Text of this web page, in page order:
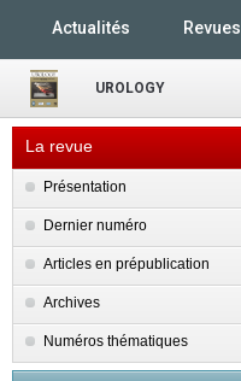
Actualités Revues
UROLOGY
La revue
Présentation
Dernier numéro
Articles en prépublication
Archives
Numéros thématiques